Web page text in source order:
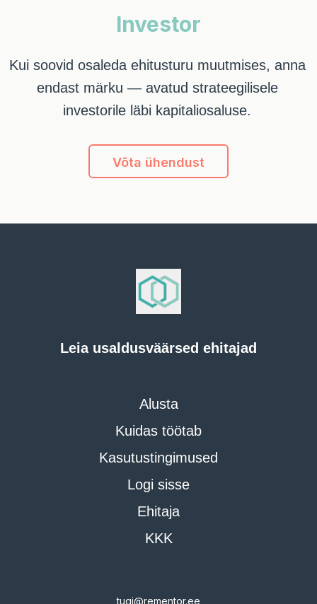
Investor
Kui soovid osaleda ehitusturu muutmises, anna
endast märku — avatud strateegilisele
investorile läbi kapitaliosaluse.
Võta ühendust
Leia usaldusväärsed ehitajad
Alusta
Kuidas töötab
Kasutustingimused
Logi sisse
Ehitaja
KKK
tugi@rementor.ee